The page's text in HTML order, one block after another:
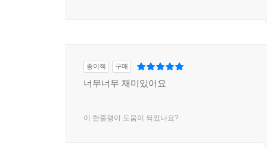
종이책 구매
너무너무 재미있어요
이 한줄평이 도움이 되었나요?